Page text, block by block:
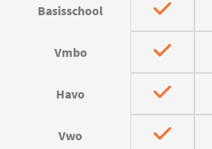
Basisschool
Vmbo
Havo
Vwo